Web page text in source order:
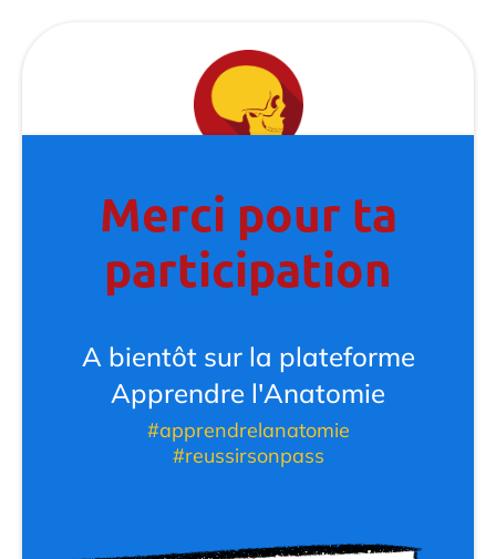
Merci pour ta
participation
A bientôt sur la plateforme
Apprendre l'Anatomie
#apprendrelanatomie
#reussirsonpass